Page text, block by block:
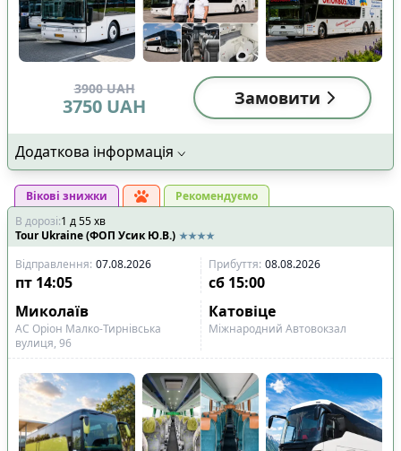
3900 UAH
3750 UAH Замовити
Додаткова інформація
Вікові знижки
Рекомендуємо
В дорозі:1 д55хв
Tour Ukraine (ФОП Усик Ю.В.)
Відправлення: 07.08.2026 Прибуття: 08.08.2026
пт 14:05 сб 15:00
Миколаїв
Катовіце
АС Оріон Малко-Тирнівська
вулиця, 96
Міжнародний Автовокзал